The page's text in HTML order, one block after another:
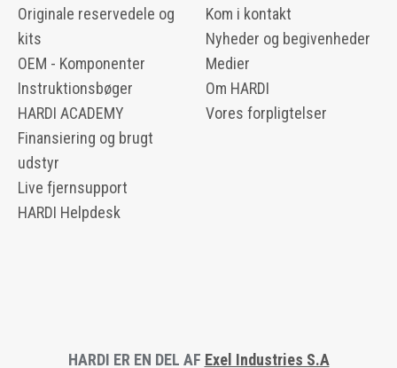
Originale reservedele og
kits
OEM - Komponenter
Instruktionsbøger
HARDI ACADEMY
Finansiering og brugt
udstyr
Live fjernsupport
HARDI Helpdesk
Kom i kontakt
Nyheder og begivenheder
Medier
Om HARDI
Vores forpligtelser
HARDI ER EN DEL AF Exel Industries S.A